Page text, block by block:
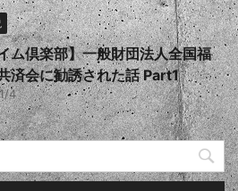
ム倶楽部】一般財団法人全国福
済会に勧誘された話 Part1
4